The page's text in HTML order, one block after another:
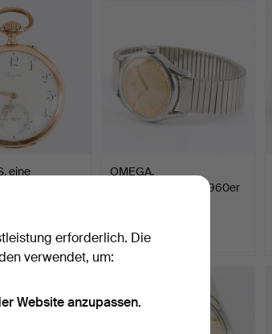
eine
OMEGA,
Stahlarmbanduhr, 1960er
254 USD
erforderlich. Die
verwendet, um:
Website anzupassen.